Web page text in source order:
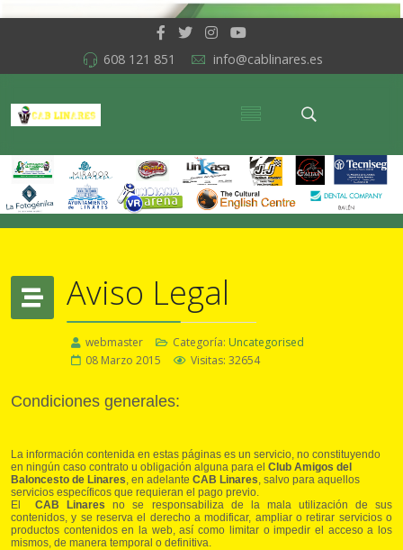
608 121 851 info@cablinares.es
Aviso Legal
webmaster Categoría: Uncategorised
08 Marzo 2015
Visitas: 32654
Condiciones generales:
La información contenida en estas páginas es un servicio, no constituyendo
en ningún caso contrato u obligación alguna para el Club Amigos del
Baloncesto de Linares , en adelante CAB Linares , salvo para aquellos
servicios específicos que requieran el pago previo.
ElCAB Linaresno se responsabiliza de la mala utilización de sus
contenidos, y se reserva el derecho a modificar, ampliar o retirar servicios o
productos contenidos en la web, así como limitar o impedir el acceso a los
mismos, de manera temporal o definitiva.